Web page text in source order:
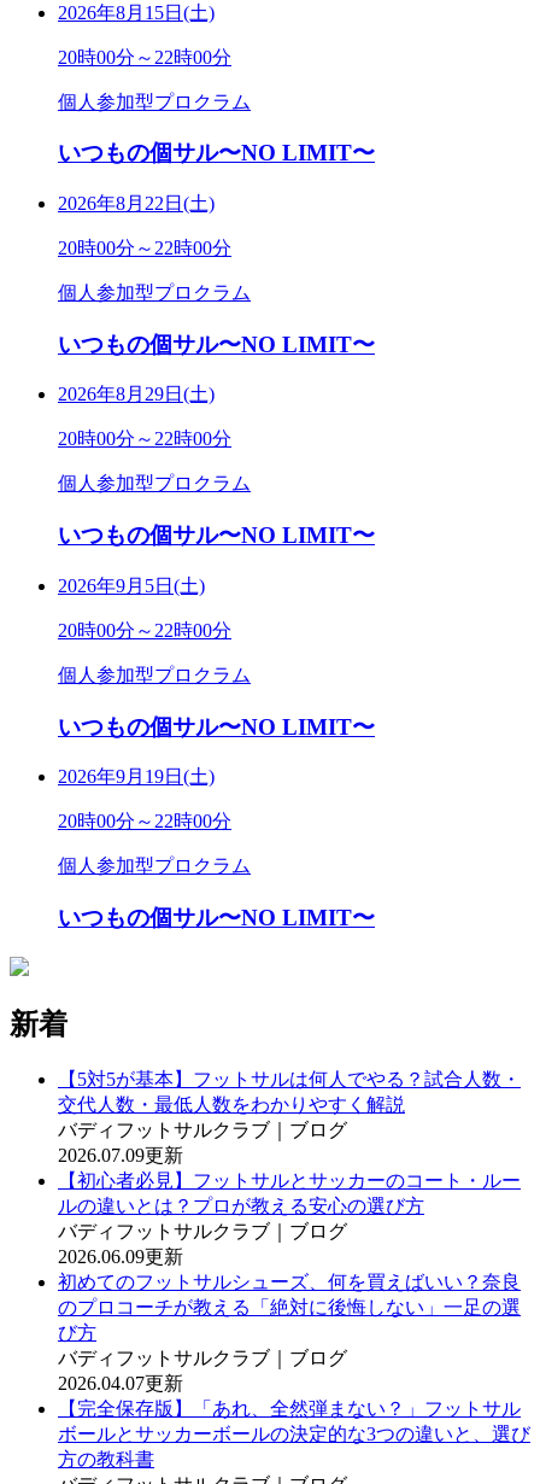
2026年8月15日(土)
20時00分～22時00分
個人参加型プロクラム
いつもの個サル〜NO LIMIT〜
2026年8月22日(土)
20時00分～22時00分
個人参加型プロクラム
いつもの個サル〜NO LIMIT〜
2026年8月29日(土)
20時00分～22時00分
個人参加型プロクラム
いつもの個サル〜NO LIMIT〜
2026年9月5日(土)
20時00分～22時00分
個人参加型プロクラム
いつもの個サル〜NO LIMIT〜
2026年9月19日(土)
20時00分～22時00分
個人参加型プロクラム
いつもの個サル〜NO LIMIT〜
新着
【5対5が基本】フットサルは何人でやる？試合人数・
交代人数・最低人数をわかりやすく解説
バディフットサルクラブ｜ブログ
2026.07.09更新
【初心者必見】フットサルとサッカーのコート・ルー
ルの違いとは？プロが教える安心の選び方
バディフットサルクラブ｜ブログ
2026.06.09更新
初めてのフットサルシューズ、何を買えばいい？奈良
のプロコーチが教える「絶対に後悔しない」一足の選
び方
バディフットサルクラブ｜ブログ
2026.04.07更新
【完全保存版】「あれ、全然弾まない？」フットサル
ボールとサッカーボールの決定的な3つの違いと、選び
方の教科書